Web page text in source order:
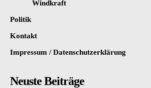
Windkraft
Politik
Kontakt
Impressum / Datenschutzerklärung
Neuste Beiträge